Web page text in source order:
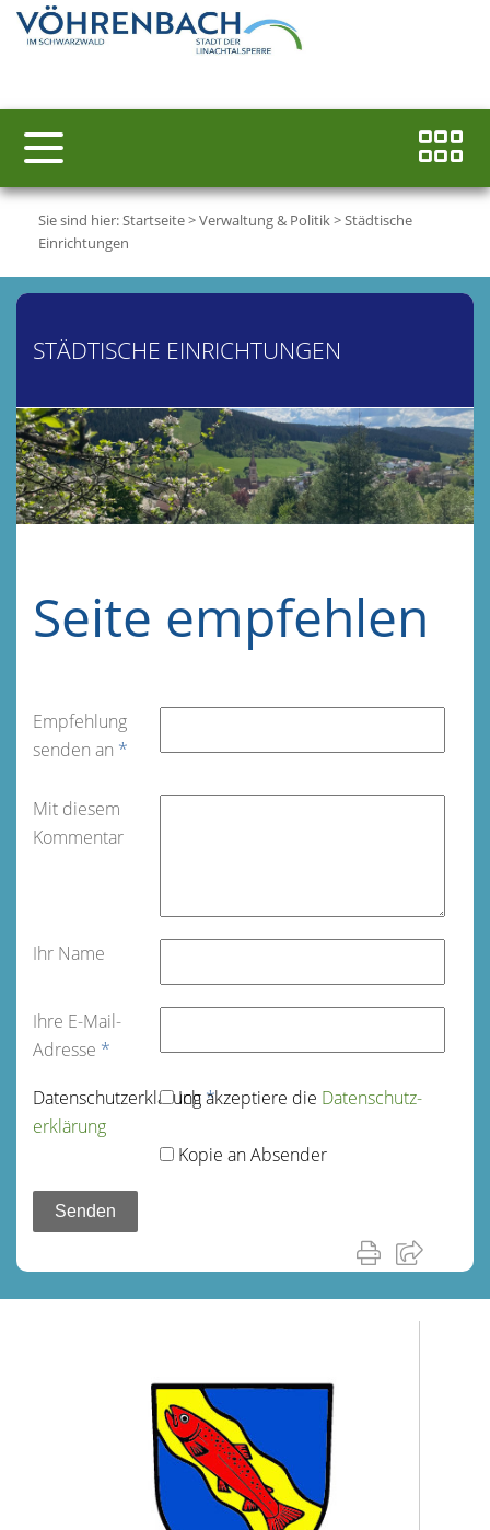
Sie sind hier:Startseite>Verwaltung & Politik>Städtische
Einrichtungen
STÄDTISCHE EINRICHTUNGEN
Seite empfehlen
Empfehlung
senden an *
Mit diesem
Kommentar
Ihr Name
Ihre E-Mail-
Adresse *
Datenschutz­erklärung*
Ich akzeptiere die Datenschutz­
erklärung
Kopie an Absender